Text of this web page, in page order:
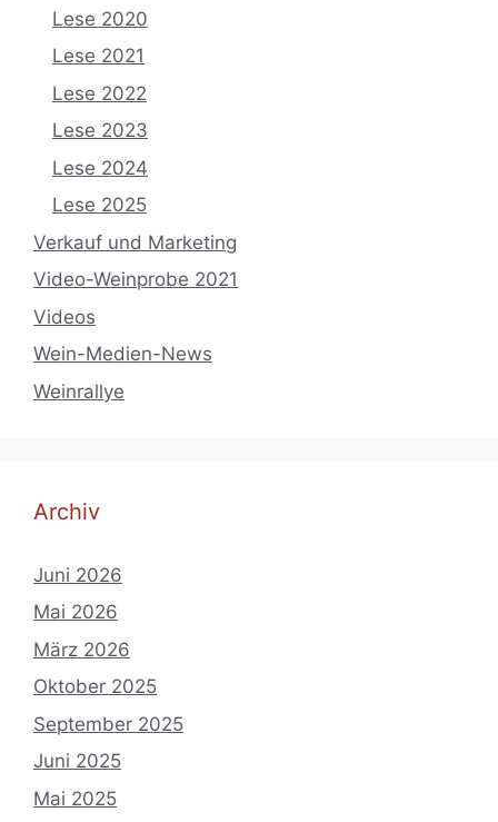
Lese 2020
Lese 2021
Lese 2022
Lese 2023
Lese 2024
Lese 2025
Verkauf und Marketing
Video-Weinprobe 2021
Videos
Wein-Medien-News
Weinrallye
Archiv
Juni 2026
Mai 2026
März 2026
Oktober 2025
September 2025
Juni 2025
Mai 2025